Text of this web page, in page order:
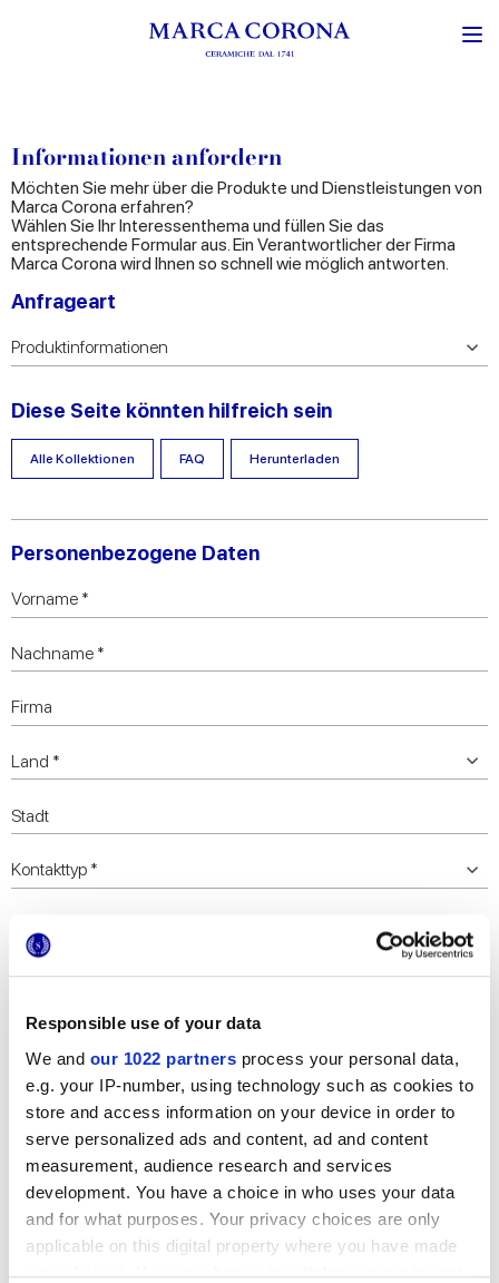
Responsible use of your data
We and our 1022 partners process your personal data,
e.g. your IP-number, using technology such as cookies to
store and access information on your device in order to
serve personalized ads and content, ad and content
measurement, audience research and services
development. You have a choice in who uses your data
and for what purposes. Your privacy choices are only
applicable on this digital property where you have made
your choices. You can change or withdraw your consent
Informationen anfordern
Möchten Sie mehr über die Produkte und Dienstleistungen von
Marca Corona erfahren?
Wählen Sie Ihr Interessenthema und füllen Sie das
entsprechende Formular aus. Ein Verantwortlicher der Firma
Marca Corona wird Ihnen so schnell wie möglich antworten.
Anfrageart
Diese Seite könnten hilfreich sein
Alle Kollektionen FAQ Herunterladen
Personenbezogene Daten
Kollektionen Ihres Interesses